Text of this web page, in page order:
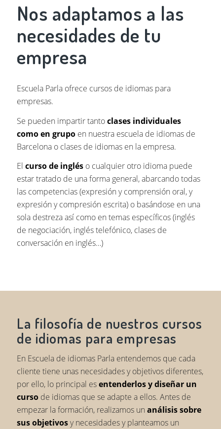
Nos adaptamos a las
necesidades de tu
empresa
Escuela Parla ofrece cursos de idiomas para
empresas.
Se pueden impartir tantoclases individuales
como en grupoen nuestra escuela de idiomas de
Barcelona o clases de idiomas en la empresa.
El curso de ingléso cualquier otro idioma puede
estar tratado de una forma general, abarcando todas
las competencias (expresión y comprensión oral, y
expresión y compresión escrita) o basándose en una
sola destreza así como en temas específicos (inglés
de negociación, inglés telefónico, clases de
conversación en inglés…)
La filosofía de nuestros cursos
de idiomas para empresas
En Escuela de idiomas Parla entendemos que cada
cliente tiene unas necesidades y objetivos diferentes,
por ello, lo principal esentenderlos y diseñar un
cursode idiomas que se adapte a ellos. Antes de
empezar la formación, realizamos un análisis sobre
sus objetivosy necesidades y planteamos un